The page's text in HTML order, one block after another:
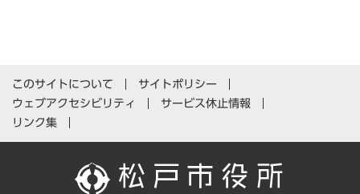
このサイトについて
サイトポリシー
ウェブアクセシビリティ
サービス休止情報
リンク集